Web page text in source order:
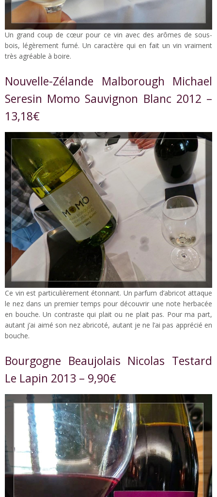
Un grand coup de cœur pour ce vin avec des arômes de sous-
bois, légèrement fumé. Un caractère qui en fait un vin vraiment
très agréable à boire.
Nouvelle-Zélande Malborough Michael
Seresin Momo Sauvignon Blanc 2012 –
13,18€
Ce vin est particulièrement étonnant. Un parfum d’abricot attaque
le nez dans un premier temps pour découvrir une note herbacée
en bouche. Un contraste qui plait ou ne plait pas. Pour ma part,
autant j’ai aimé son nez abricoté, autant je ne l’ai pas apprécié en
bouche.
Bourgogne Beaujolais Nicolas Testard
Le Lapin 2013 – 9,90€